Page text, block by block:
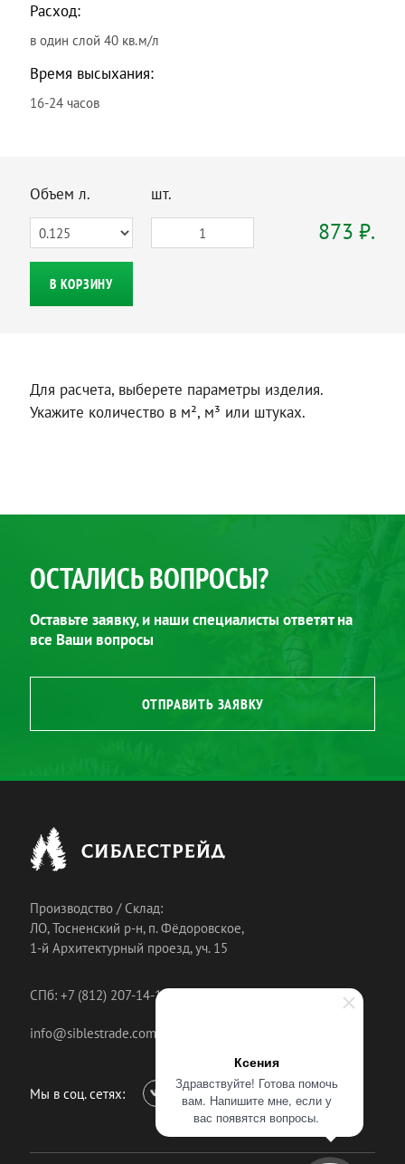
Ксения
Здравствуйте! Готова помочь
вам. Напишите мне, если у
вас появятся вопросы.
Расход:
в один слой 40 кв.м/л
Время высыхания:
16-24 часов
Объем л. шт.
873 ₽.
В КОРЗИНУ
Для расчета, выберете параметры изделия.
Укажите количество в м², м³ или штуках.
ОСТАЛИСЬ ВОПРОСЫ?
Оставьте заявку, и наши специалисты ответят на
все Ваши вопросы
ОТПРАВИТЬ ЗАЯВКУ
Производство / Склад:
ЛО, Тосненский р-н, п. Фёдоровское,
1-й Архитектурный проезд, уч. 15
СПб: +7 (812) 207-14-18
info@siblestrade.com
Мы в соц. сетях: